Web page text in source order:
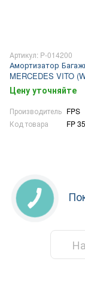
Артикул: P-014200
Амортизатор
MERCEDES VITO
Цену уточняйте
Производитель FPS
Код товара
FP